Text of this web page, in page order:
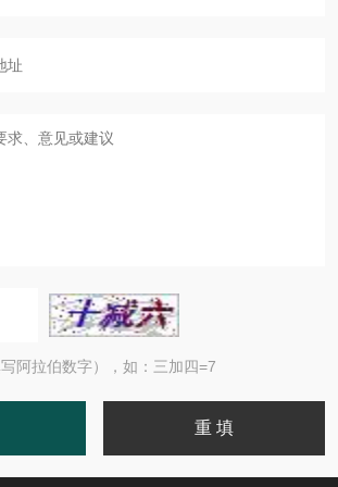
阿拉伯数字），如：三加四=7